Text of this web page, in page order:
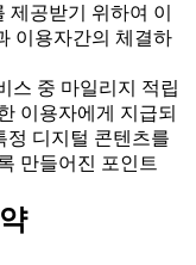
공받기 위하여 이
이용자간의 체결하
스 중 마일리지 적립
이용자에게 지급되
정 디지털 콘텐츠를
만들어진 포인트